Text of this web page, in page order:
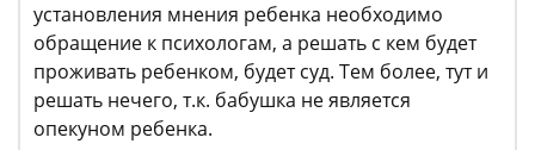
установления мнения ребенка необходимо
обращение к психологам, а решать с кем будет
проживать ребенком, будет суд. Тем более, тут и
решать нечего, т.к. бабушка не является
опекуном ребенка.